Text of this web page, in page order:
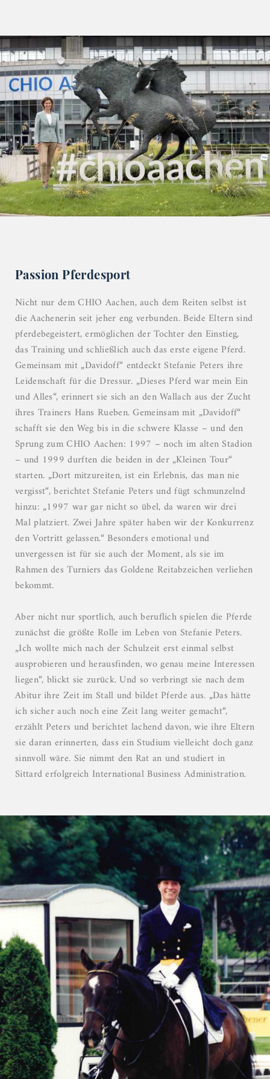
Passion Pferdesport
Nicht nur dem CHIO Aachen, auch dem Reiten selbst ist
die Aachenerin seit jeher eng verbunden. Beide Eltern sind
pferdebegeistert, ermöglichen der Tochter den Einstieg,
das Training und schließlich auch das erste eigene Pferd.
Gemeinsam mit „Davidoff“ entdeckt Stefanie Peters ihre
Leidenschaft für die Dressur. „Dieses Pferd war mein Ein
und Alles“, erinnert sie sich an den Wallach aus der Zucht
ihres Trainers Hans Rueben. Gemeinsam mit „Davidoff“
schafft sie den Weg bis in die schwere Klasse – und den
Sprung zum CHIO Aachen: 1997 – noch im alten Stadion
– und 1999 durften die beiden in der „Kleinen Tour“
starten. „Dort mitzureiten, ist ein Erlebnis, das man nie
vergisst“, berichtet Stefanie Peters und fügt schmunzelnd
hinzu: „1997 war gar nicht so übel, da waren wir drei
Mal platziert. Zwei Jahre später haben wir der Konkurrenz
den Vortritt gelassen.“ Besonders emotional und
unvergessen ist für sie auch der Moment, als sie im
Rahmen des Turniers das Goldene Reitabzeichen verliehen
bekommt.
Aber nicht nur sportlich, auch beruflich spielen die Pferde
zunächst die größte Rolle im Leben von Stefanie Peters.
„Ich wollte mich nach der Schulzeit erst einmal selbst
ausprobieren und herausfinden, wo genau meine Interessen
liegen“, blickt sie zurück. Und so verbringt sie nach dem
Abitur ihre Zeit im Stall und bildet Pferde aus. „Das hätte
ich sicher auch noch eine Zeit lang weiter gemacht“,
erzählt Peters und berichtet lachend davon, wie ihre Eltern
sie daran erinnerten, dass ein Studium vielleicht doch ganz
sinnvoll wäre. Sie nimmt den Rat an und studiert in
Sittard erfolgreich International Business Administration.